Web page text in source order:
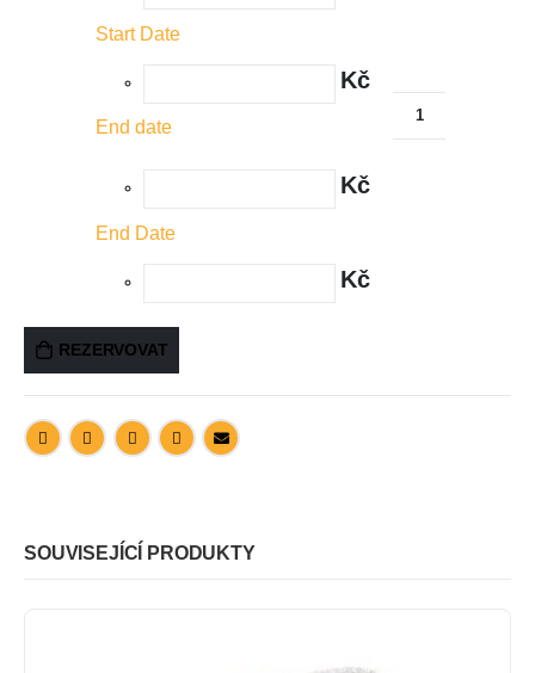
Start Date
Kč
End date
Kč
End Date
Kč
REZERVOVAT
SOUVISEJÍCÍ PRODUKTY